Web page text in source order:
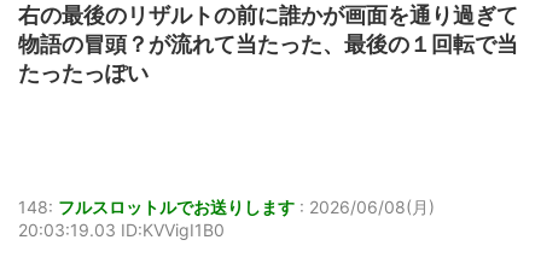
右の最後のリザルトの前に誰かが画面を通り過ぎて
物語の冒頭？が流れて当たった、最後の１回転で当
たったっぽい
148: フルスロットルでお送りします : 2026/06/08(月)
20:03:19.03 ID:KVVigI1B0